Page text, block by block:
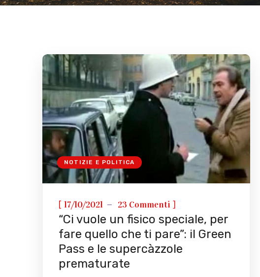
NOTIZIE E POLITICA
[ 17/10/2021 23 Commenti ]
“Ci vuole un fisico speciale, per
fare quello che ti pare”: il Green
Pass e le supercàzzole
prematurate